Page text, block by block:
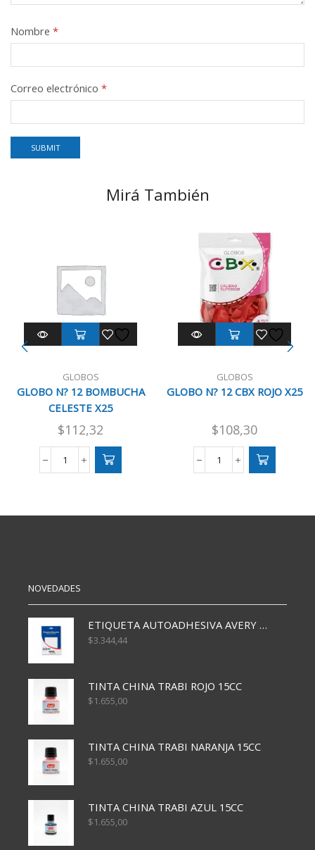
Nombre *
Correo electrónico *
Mirá También
GLOBOS
GLOBO N? 12 BOMBUCHA
CELESTE X25
$112,32
GLOBO
CELESTE
GLOBOS
GLOBO N? 12 CBX ROJO X25
$108,30
GLOBO
ROJO
NOVEDADES
ETIQUETA AUTOADHESIVA AVERY 3026 30H 20 X 70
$3.344,44
TINTA CHINA TRABI ROJO 15CC
$1.655,00
TINTA CHINA TRABI NARANJA 15CC
$1.655,00
TINTA CHINA TRABI AZUL 15CC
$1.655,00